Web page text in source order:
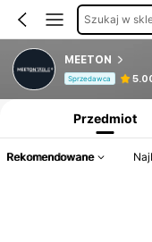
Szukaj w
MEETON
Sprzedawca
Przedmiot
Rekomendowane